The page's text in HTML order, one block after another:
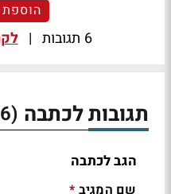
הוספת
6 תגובות |
תגובות לכתבה (6)
הגב לכתבה
שם המגיב *